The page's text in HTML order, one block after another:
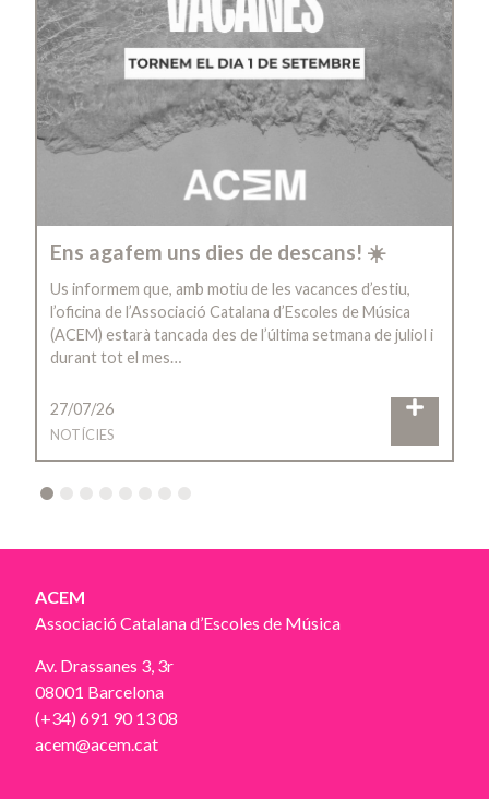
Ens agafem uns dies de descans! ☀️
Us informem que, amb motiu de les vacances d’estiu,
l’oficina de l’Associació Catalana d’Escoles de Música
(ACEM) estarà tancada des de l’última setmana de juliol i
durant tot el mes…
27/07/26
NOTÍCIES
4 5 6 7 8
ACEM
Associació Catalana d’Escoles de Música
Av. Drassanes 3, 3r
08001 Barcelona
(+34) 691 90 13 08
acem@acem.cat